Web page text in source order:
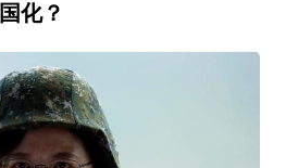
化？